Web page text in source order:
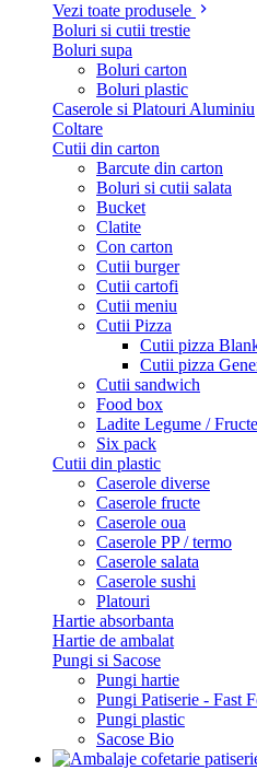
Vezi toate produsele
Boluri si cutii trestie
Boluri supa
Boluri carton
Boluri plastic
Caserole si Platouri Aluminiu
Coltare
Cutii din carton
Barcute din carton
Boluri si cutii salata
Bucket
Clatite
Con carton
Cutii burger
Cutii cartofi
Cutii meniu
Cutii Pizza
Cutii pizza
Cutii pizza
Cutii sandwich
Food box
Ladite Legume / Fructe
Six pack
Cutii din plastic
Caserole diverse
Caserole fructe
Caserole oua
Caserole PP / termo
Caserole salata
Caserole sushi
Platouri
Hartie absorbanta
Hartie de ambalat
Pungi si Sacose
Pungi hartie
Pungi Patiserie - Fast
Pungi plastic
Sacose Bio